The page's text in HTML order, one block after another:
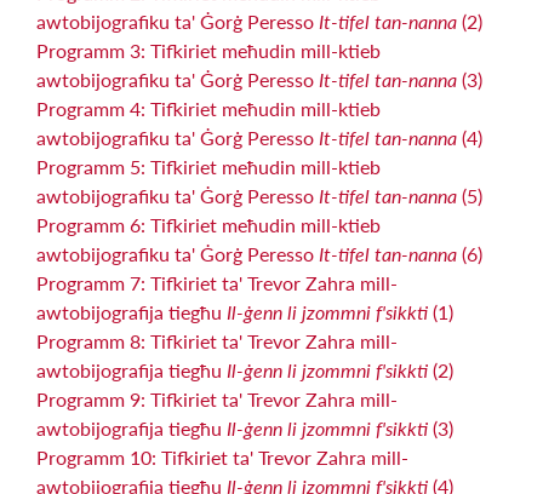
awtobijografiku ta' Ġorġ PeressoIt-tifel tan-nanna(2)
Programm 3: Tifkiriet meħudin mill-ktieb
awtobijografiku ta' Ġorġ PeressoIt-tifel tan-nanna(3)
Programm 4: Tifkiriet meħudin mill-ktieb
awtobijografiku ta' Ġorġ PeressoIt-tifel tan-nanna(4)
Programm 5: Tifkiriet meħudin mill-ktieb
awtobijografiku ta' Ġorġ PeressoIt-tifel tan-nanna(5)
Programm 6: Tifkiriet meħudin mill-ktieb
awtobijografiku ta' Ġorġ PeressoIt-tifel tan-nanna(6)
Programm 7: Tifkiriet ta' Trevor Zahra mill-
awtobijografija tiegħu Il-ġenn li jzommni f'sikkti(1)
Programm 8: Tifkiriet ta' Trevor Zahra mill-
awtobijografija tiegħu Il-ġenn li jzommni f'sikkti(2)
Programm 9: Tifkiriet ta' Trevor Zahra mill-
awtobijografija tiegħu Il-ġenn li jzommni f'sikkti(3)
Programm 10: Tifkiriet ta' Trevor Zahra mill-
awtobijografija tiegħu Il-ġenn li jzommni f'sikkti(4)